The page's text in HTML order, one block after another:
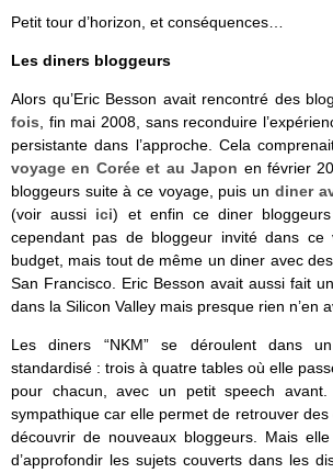
Petit tour d’horizon, et conséquences…
Les diners bloggeurs
Alors qu’Eric Besson avait rencontré des
fois, fin mai 2008, sans reconduire
persistante dans l’approche. Cela
voyage en Corée et au Japon en février
bloggeurs suite à ce voyage, puis un diner
(voir aussi ici) et enfin ce diner
cependant pas de bloggeur invité dans ce
budget, mais tout de même un diner avec
San Francisco. Eric Besson avait aussi fait
dans la Silicon Valley mais presque rien n’en
Les diners “NKM” se déroulent dans
standardisé : trois à quatre tables où elle
pour chacun, avec un petit speech
sympathique car elle permet de retrouver
découvrir de nouveaux bloggeurs. Mais
d’approfondir les sujets couverts dans les